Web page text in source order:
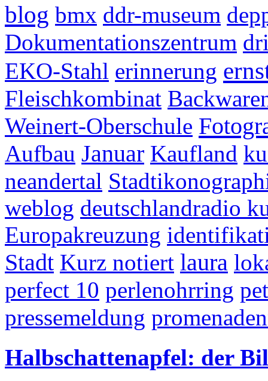
blog bmx ddr-museum
Dokumentationszentrum
EKO-Stahl erinnerung
Fleischkombinat
Weinert-Oberschule
Aufbau Januar Kaufland
neandertal
weblog deutschlandradio
Europakreuzung
Stadt Kurz notiert laura
perfect 10 perlenohrring
pressemeldung
Halbschattenapfel: der